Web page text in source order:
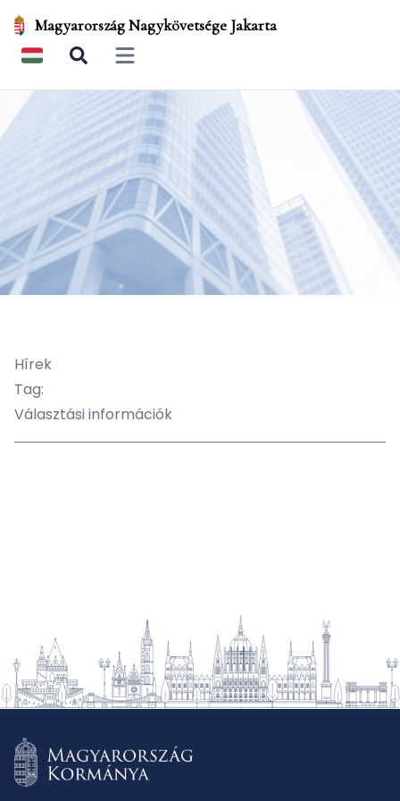
Magyarország Nagykövetsége Jakarta
Open main menu
Hírek
Tag:
Választási információk